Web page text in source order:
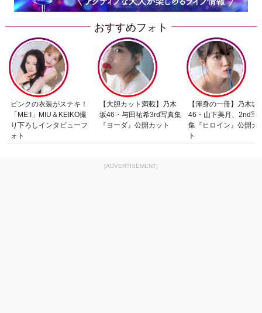
おすすめフォト
ピンクの衣装がステキ！
「ME:I」MIU＆KEIKO撮
り下ろしインタビューフ
ォト
【大胆カット満載】乃木
坂46・与田祐希3rd写真集
『ヨーダ』公開カット
【渾身の一冊】乃木坂
46・山下美月、2nd写
集『ヒロイン』公開カ
ト
[ADVERTISEMENT]